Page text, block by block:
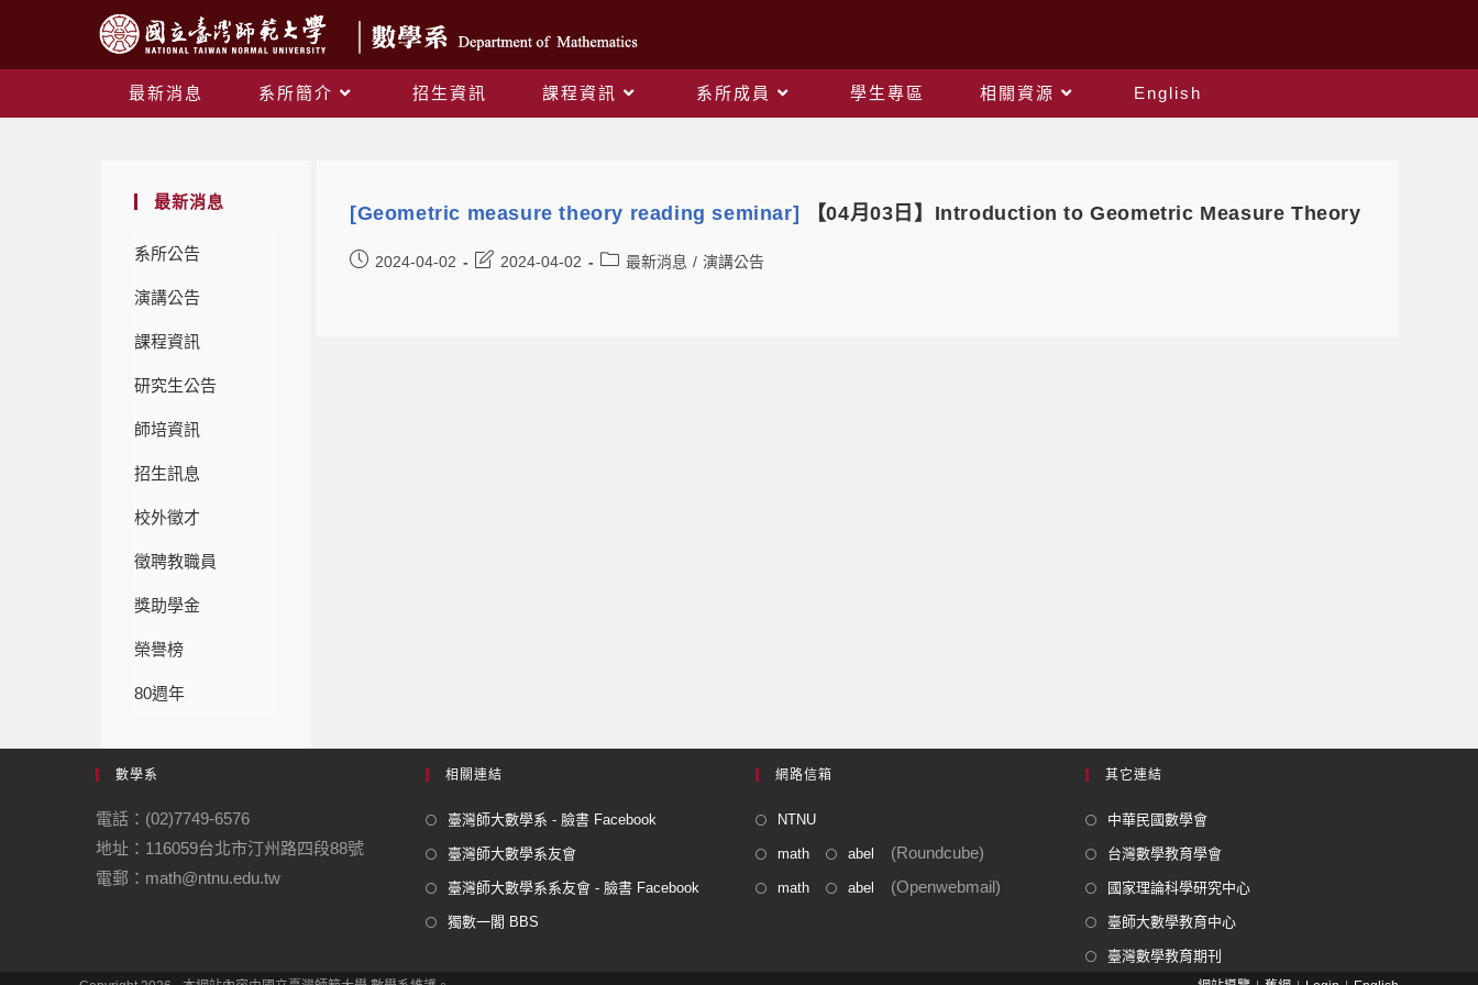
最新消息 系所簡介 招生資訊 課程資訊 系所成員 學生專區 相關資源
English
最新消息
系所公告
演講公告
課程資訊
研究生公告
師培資訊
招生訊息
校外徵才
徵聘教職員
獎助學金
榮譽榜
80週年
[Geometric measure theory reading seminar] 【04月03日】Introduction to Geometric Measure Theory
2024-04-02 2024-04-02 最新消息 / 演講公告
數學系
電話：(02)7749-6576
地址：116059台北市汀州路四段88號
電郵：math@ntnu.edu.tw
相關連結
臺灣師大數學系 - 臉書 Facebook
臺灣師大數學系友會
臺灣師大數學系系友會 - 臉書 Facebook
獨數一閣 BBS
網路信箱
NTNU
math abel (Roundcube)
math abel (Openwebmail)
其它連結
中華民國數學會
台灣數學教育學會
國家理論科學研究中心
臺師大數學教育中心
臺灣數學教育期刊